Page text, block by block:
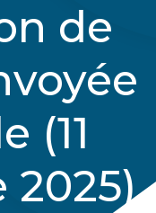
de
(11
2025)